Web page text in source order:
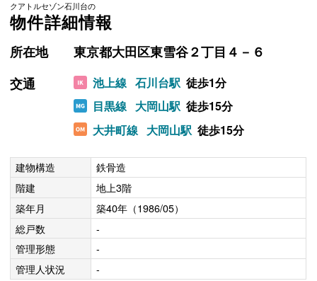
クアトルセゾン石川台の
物件詳細情報
所在地
東京都大田区東雪谷２丁目４－６
交通
池上線 石川台駅 徒歩1分
目黒線 大岡山駅 徒歩15分
大井町線 大岡山駅 徒歩15分
建物構造
鉄骨造
階建
地上3階
築年月
築40年（1986/05）
総戸数
-
管理形態
-
管理人状況
-